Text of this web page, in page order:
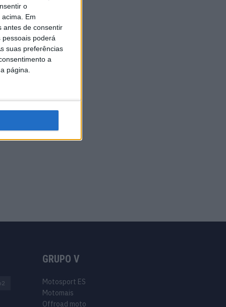
o
Em
antes de consentir
poderá
suas preferências
a
página.
GRUPO V
Motosport ES
Motomais
Offroad moto